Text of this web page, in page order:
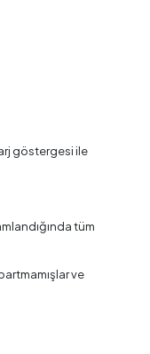
göstergesi ile
tüm
ve